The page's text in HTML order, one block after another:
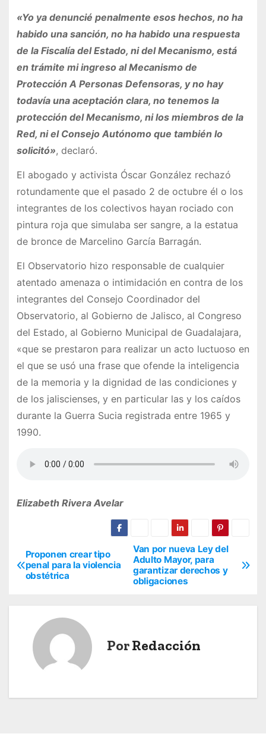
«Yo ya denuncié penalmente esos hechos, no ha
habido una sanción, no ha habido una respuesta
de la Fiscalía del Estado, ni del Mecanismo, está
en trámite mi ingreso al Mecanismo de
Protección A Personas Defensoras, y no hay
todavía una aceptación clara, no tenemos la
protección del Mecanismo, ni los miembros de la
Red, ni el Consejo Autónomo que también lo
solicitó», declaró.
El abogado y activista Óscar González rechazó
rotundamente que el pasado 2 de octubre él o los
integrantes de los colectivos hayan rociado con
pintura roja que simulaba ser sangre, a la estatua
de bronce de Marcelino García Barragán.
El Observatorio hizo responsable de cualquier
atentado amenaza o intimidación en contra de los
integrantes del Consejo Coordinador del
Observatorio, al Gobierno de Jalisco, al Congreso
del Estado, al Gobierno Municipal de Guadalajara,
«que se prestaron para realizar un acto luctuoso en
el que se usó una frase que ofende la inteligencia
de la memoria y la dignidad de las condiciones y
de los jaliscienses, y en particular las y los caídos
durante la Guerra Sucia registrada entre 1965 y
1990.
Elizabeth Rivera Avelar
N
a
c
Van por nueva Ley del
Adulto Mayor, para
garantizar derechos y
obligaciones
Proponen crear tipo
penal para la violencia
obstétrica
PorRedacción